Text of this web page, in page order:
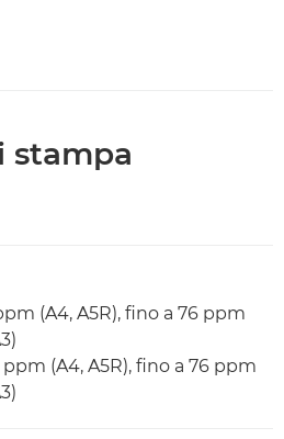
stampa
(A4, A5R), fino a 76 ppm
(A4, A5R), fino a 76 ppm